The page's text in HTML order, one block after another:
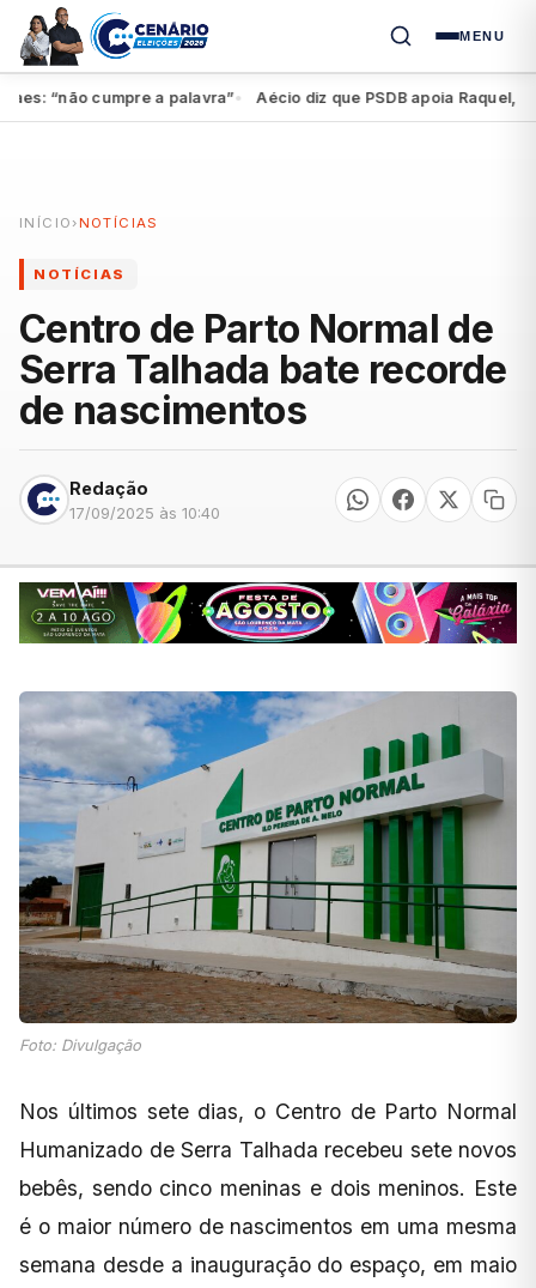
MENU
“não cumpre a palavra”● Aécio diz que PSDB apoia Raquel, mas
INÍCIO › NOTÍCIAS
NOTÍCIAS
Centro de Parto Normal de
Serra Talhada bate recorde
de nascimentos
Redação
17/09/2025 às 10:40
Foto: Divulgação
Nos últimos sete dias, o Centro de Parto Normal
Humanizado de Serra Talhada recebeu sete novos
bebês, sendo cinco meninas e dois meninos. Este
é o maior número de nascimentos em uma mesma
semana desde a inauguração do espaço, em maio